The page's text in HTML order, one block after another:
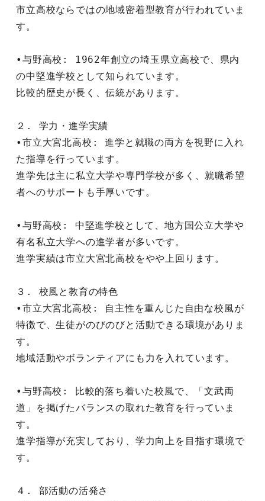
市立高校ならではの地域密着型教育が行われていま
す。
•与野高校: 1962年創立の埼玉県立高校で、県内
の中堅進学校として知られています。
比較的歴史が長く、伝統があります。
２. 学力・進学実績
•市立大宮北高校: 進学と就職の両方を視野に入れ
た指導を行っています。
進学先は主に私立大学や専門学校が多く、就職希望
者へのサポートも手厚いです。
•与野高校: 中堅進学校として、地方国公立大学や
有名私立大学への進学者が多いです。
進学実績は市立大宮北高校をやや上回ります。
３. 校風と教育の特色
•市立大宮北高校: 自主性を重んじた自由な校風が
特徴で、生徒がのびのびと活動できる環境がありま
す。
地域活動やボランティアにも力を入れています。
•与野高校: 比較的落ち着いた校風で、「文武両
道」を掲げたバランスの取れた教育を行っていま
す。
進学指導が充実しており、学力向上を目指す環境で
す。
４. 部活動の活発さ